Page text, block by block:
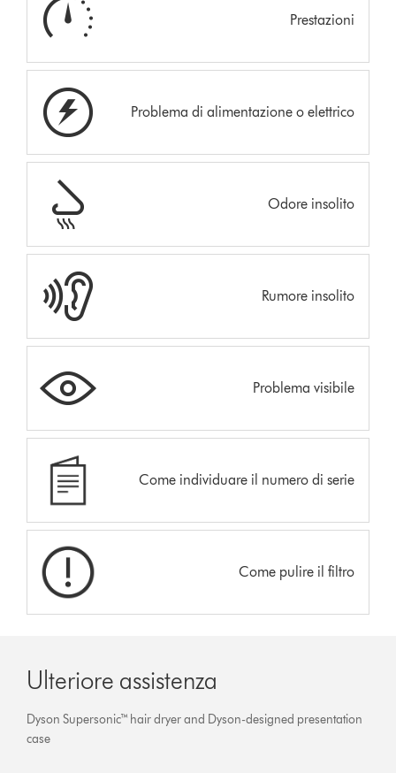
Prestazioni
Problema di alimentazione o elettrico
Odore insolito
Rumore insolito
Problema visibile
Come individuare il numero di serie
Come pulire il filtro
Ulteriore assistenza
Dyson Supersonic™ hair dryer and Dyson-designed presentation
case